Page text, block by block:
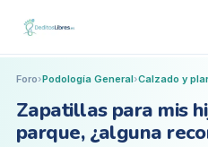
Foro›Podología General›Calzado y
Zapatillas para mis
parque, ¿alguna